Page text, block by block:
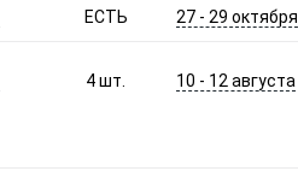
ЕСТЬ 27 - 29 октября
4шт. 10 - 12 августа